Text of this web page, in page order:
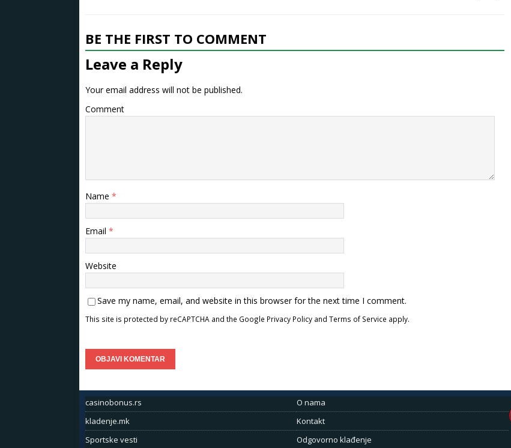
BE THE FIRST TO COMMENT
Leave a Reply
Your email address will not be published.
Comment
Name *
Email *
Website
Save my name, email, and website in this browser for the next time I comment.
This site is protected by reCAPTCHA and the Google Privacy Policy and Terms of Service apply.
casinobonus.rs
kladenje.mk
Sportske vesti
O nama
Kontakt
Odgovorno klađenje